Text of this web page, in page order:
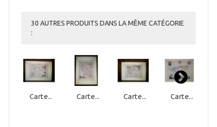
30 AUTRES PRODUITS DANS LA MÊME CATÉGORIE
:
Carte... Carte... Carte... Carte...